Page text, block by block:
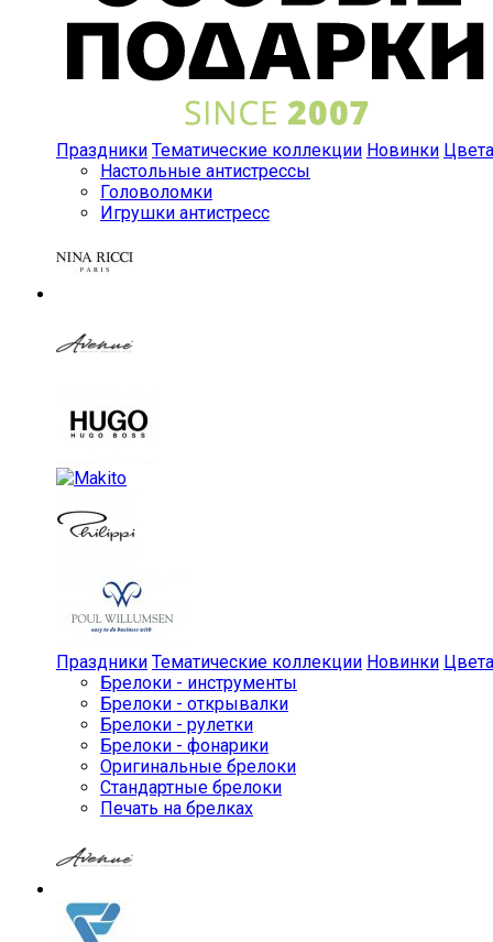
Праздники Тематические коллекции Новинки Цвета
Настольные антистрессы
Головоломки
Игрушки антистресс
Праздники Тематические коллекции Новинки Цвета
Брелоки - инструменты
Брелоки - открывалки
Брелоки - рулетки
Брелоки - фонарики
Оригинальные брелоки
Стандартные брелоки
Печать на брелках